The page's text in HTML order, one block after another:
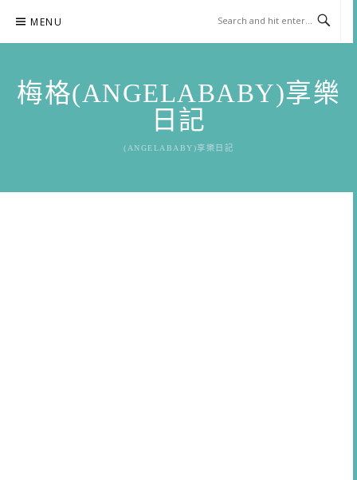
content
MENU
梅格(ANGELABABY)享樂
日記
(ANGELABABY)享樂日記